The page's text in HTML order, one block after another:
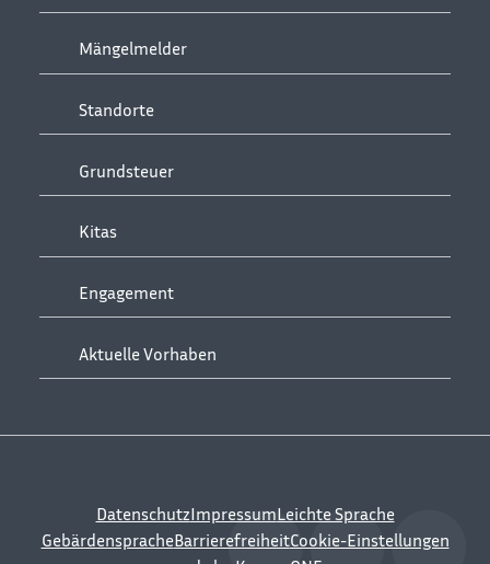
Mängelmelder
Standorte
Grundsteuer
Kitas
Engagement
Aktuelle Vorhaben
DatenschutzImpressumLeichte Sprache
GebärdenspracheBarrierefreiheitCookie-Einstellungen